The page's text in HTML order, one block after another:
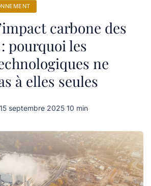
carbone des
pourquoi les
ne
à elles seules
15 septembre 2025·10 min